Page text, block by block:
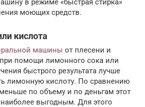
в режиме «быстрая стирка»
моющих средств.
кислота
машины от плесени и
помощи лимонного сока или
быстрого результата лучше
лимонную кислоту. По сравнению
по объему и по деньгам этот
наиболее выгодным. Для этого